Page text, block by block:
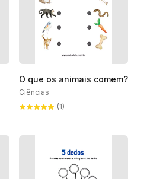
O que os animais comem?
Ciências
(1)